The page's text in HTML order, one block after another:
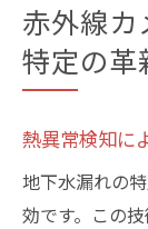
赤外線
特定の革
熱異常検知に
地下水漏れの
効です。この